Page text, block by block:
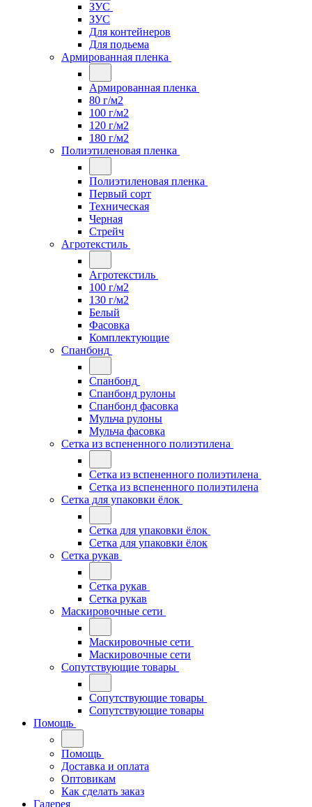
ЗУС
ЗУС
Для контейнеров
Для подьема
Армированная пленка
Армированная пленка
80 г/м2
100 г/м2
120 г/м2
180 г/м2
Полиэтиленовая пленка
Полиэтиленовая пленка
Первый сорт
Техническая
Черная
Стрейч
Агротекстиль
Агротекстиль
100 г/м2
130 г/м2
Белый
Фасовка
Комплектующие
Спанбонд
Спанбонд
Спанбонд рулоны
Спанбонд фасовка
Мульча рулоны
Мульча фасовка
Сетка из вспененного полиэтилена
Сетка из вспененного полиэтилена
Сетка из вспененного полиэтилена
Сетка для упаковки ёлок
Сетка для упаковки ёлок
Сетка для упаковки ёлок
Сетка рукав
Сетка рукав
Сетка рукав
Маскировочные сети
Маскировочные сети
Маскировочные сети
Сопутствующие товары
Сопутствующие товары
Сопутствующие товары
Помощь
Помощь
Доставка и оплата
Оптовикам
Как сделать заказ
Галерея